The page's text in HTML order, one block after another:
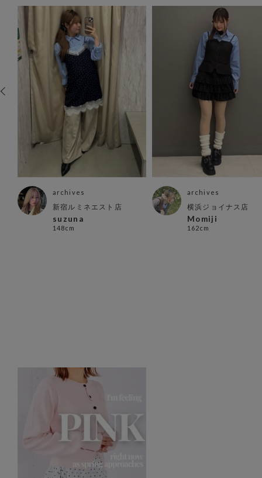
archives
新宿ルミネエスト店
suzuna
148cm
archives
横浜ジョイナス店
Momiji
162cm